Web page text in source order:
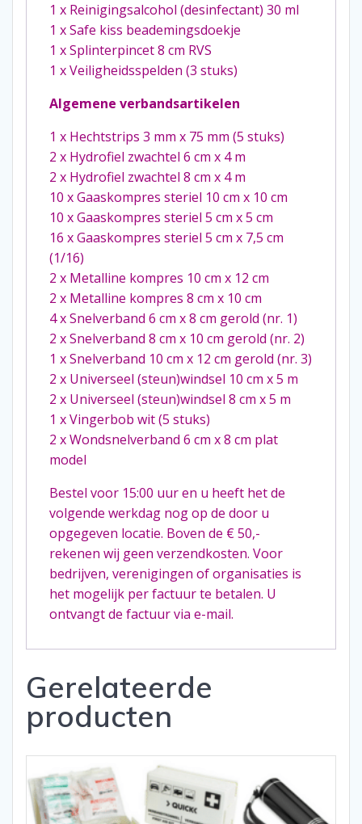
1 x Reinigingsalcohol (desinfectant) 30 ml
1 x Safe kiss beademingsdoekje
1 x Splinterpincet 8 cm RVS
1 x Veiligheidsspelden (3 stuks)
Algemene verbandsartikelen
1 x Hechtstrips 3 mm x 75 mm (5 stuks)
2 x Hydrofiel zwachtel 6 cm x 4 m
2 x Hydrofiel zwachtel 8 cm x 4 m
10 x Gaaskompres steriel 10 cm x 10 cm
10 x Gaaskompres steriel 5 cm x 5 cm
16 x Gaaskompres steriel 5 cm x 7,5 cm
(1/16)
2 x Metalline kompres 10 cm x 12 cm
2 x Metalline kompres 8 cm x 10 cm
4 x Snelverband 6 cm x 8 cm gerold (nr. 1)
2 x Snelverband 8 cm x 10 cm gerold (nr. 2)
1 x Snelverband 10 cm x 12 cm gerold (nr. 3)
2 x Universeel (steun)windsel 10 cm x 5 m
2 x Universeel (steun)windsel 8 cm x 5 m
1 x Vingerbob wit (5 stuks)
2 x Wondsnelverband 6 cm x 8 cm plat
model
Bestel voor 15:00 uur en u heeft het de
volgende werkdag nog op de door u
opgegeven locatie. Boven de € 50,-
rekenen wij geen verzendkosten. Voor
bedrijven, verenigingen of organisaties is
het mogelijk per factuur te betalen. U
ontvangt de factuur via e-mail.
Gerelateerde
producten